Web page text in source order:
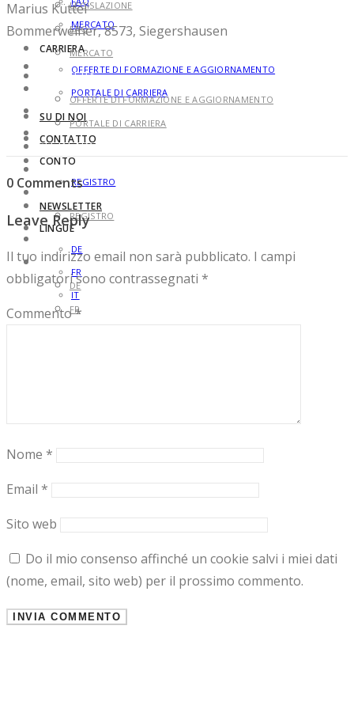
MERCATO
CARRIERA
OFFERTE DI FORMAZIONE E AGGIORNAMENTO
PORTALE DI CARRIERA
SU DI NOI
CONTATTO
CONTO
REGISTRO
NEWSLETTER
LINGUE
DE
FR
IT
LEGISLAZIONE
FAQ
MERCATO
CARRIERA
OFFERTE DI FORMAZIONE E AGGIORNAMENTO
PORTALE DI CARRIERA
SU DI NOI
CONTATTO
CONTO
REGISTRO
LINGUE
DE
FR
Marius Küttel
Bommerweiher, 8573, Siegershausen
0 Comments
Leave Reply
Il tuo indirizzo email non sarà pubblicato. I campi
obbligatori sono contrassegnati *
Commento*
Nome *
Email *
Sito web
Do il mio consenso affinché un cookie salvi i miei dati
(nome, email, sito web) per il prossimo commento.